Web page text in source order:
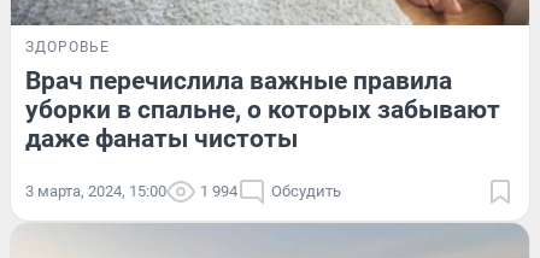
ЗДОРОВЬЕ
Врач перечислила важные правила
уборки в спальне, о которых забывают
даже фанаты чистоты
3 марта, 2024, 15:00 1 994 Обсудить